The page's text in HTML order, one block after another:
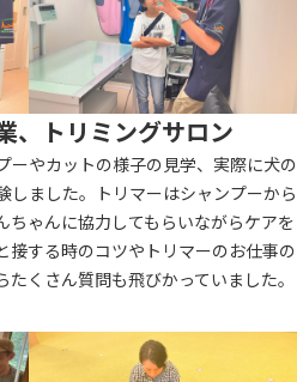
、トリミングサロン
ーやカットの様子の見学、実際に犬の
しました。トリマーはシャンプーから
ちゃんに協力してもらいながらケアを
接する時のコツやトリマーのお仕事の
くさん質問も飛びかっていました。